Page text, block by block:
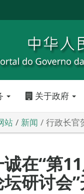
关于政府
站 新闻 行政长官
在“第
研讨会